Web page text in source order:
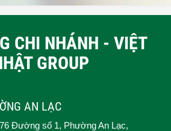
CHI NHÁNH - VIỆT
GROUP
AN LẠC
Đường số 1, Phường An Lạc,